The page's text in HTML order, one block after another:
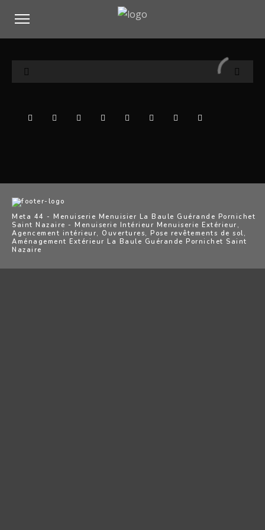
Meta 44 - Menuiserie Menuisier La Baule Guérande Pornichet
Saint Nazaire - Menuiserie Intérieur Menuiserie Extérieur,
Agencement intérieur, Ouvertures, Pose revêtements de sol,
Aménagement Extérieur La Baule Guérande Pornichet Saint
Nazaire